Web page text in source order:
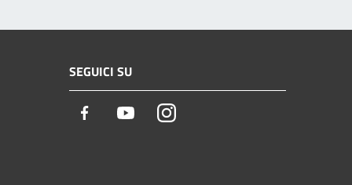
SEGUICI SU
Facebook YoutubeInstagram